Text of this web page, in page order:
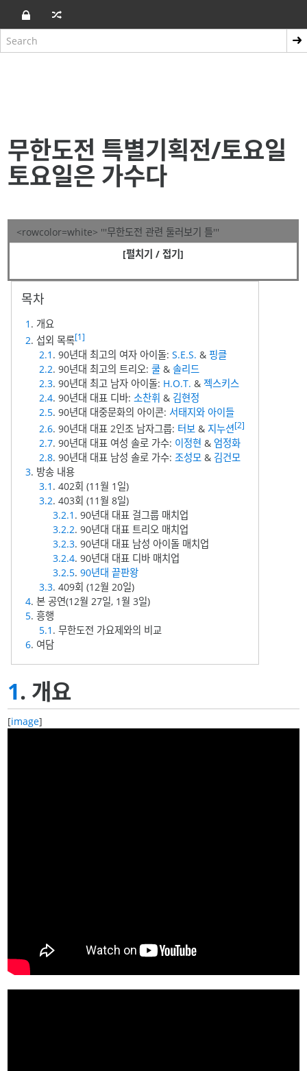
무한도전 특별기획전/토요일
토요일은 가수다
<rowcolor=white> '''무한도전 관련 둘러보기 틀'''
[펼치기 / 접기]
1 . 개요
2. 섭외 목록[1]
2.1 . 90년대 최고의 여자 아이돌:S.E.S. & 핑클
2.2. 90년대 최고의 트리오:쿨 &솔리드
2.3. 90년대 최고 남자 아이돌: H.O.T. & 젝스키스
2.4. 90년대 대표 디바:소찬휘 & 김현정
2.5. 90년대 대중문화의 아이콘:서태지와 아이들
2.6. 90년대 대표 2인조 남자그룹: 터보 & 지누션[2]
2.7. 90년대 대표 여성 솔로 가수: 이정현 & 엄정화
2.8. 90년대 대표 남성 솔로 가수:조성모 & 김건모
3. 방송 내용
3.1 . 402회 (11월 1일)
3.2. 403회 (11월 8일)
3.2.1 . 90년대 대표 걸그룹 매치업
3.2.2. 90년대 대표 트리오 매치업
3.2.3. 90년대 대표 남성 아이돌 매치업
3.2.4. 90년대 대표 디바 매치업
3.2.5.90년대 끝판왕
3.3. 409회 (12월 20일)
4. 본 공연(12월 27일, 1월 3일)
5. 흥행
5.1 . 무한도전 가요제와의 비교
6. 여담
1. 개요
[image]